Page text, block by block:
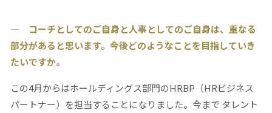
― コーチとしてのご自身と人事としてのご自身は、重なる
部分があると思います。今後どのようなことを目指していき
たいですか。
この4月からはホールディングス部門のHRBP（HRビジネス
パートナー）を担当することになりました。今まで タレント